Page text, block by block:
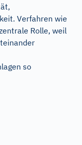
Verfahren wie
Rolle, weil
so